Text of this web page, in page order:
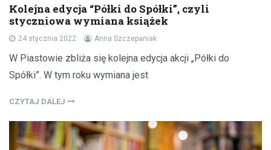
Kolejna edycja “Półki do Spółki”, czyli
styczniowa wymiana książek
24 stycznia 2022 Anna Szczepaniak
W Piastowie zbliża się kolejna edycja akcji „Półki do
Spółki”. W tym roku wymiana jest
CZYTAJ DALEJ